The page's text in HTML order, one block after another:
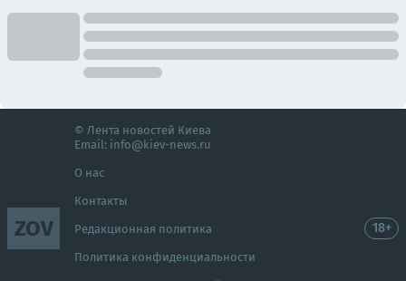
ZOV
© Лента новостей Киева
Email: info@kiev-news.ru
О нас
Контакты
Редакционная политика
Политика конфиденциальности
18+